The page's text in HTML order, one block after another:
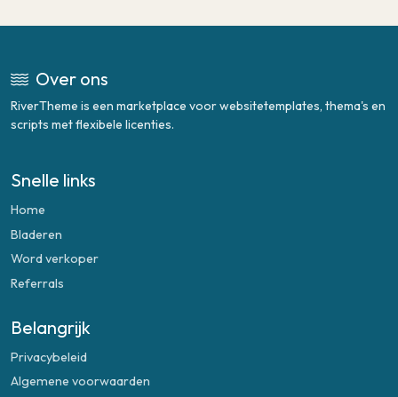
Over ons
RiverTheme is een marketplace voor websitetemplates, thema's en
scripts met flexibele licenties.
Snelle links
Home
Bladeren
Word verkoper
Referrals
Belangrijk
Privacybeleid
Algemene voorwaarden